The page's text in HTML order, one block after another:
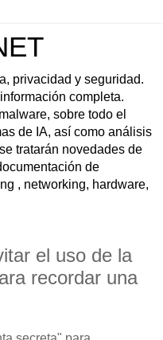
privacidad y seguridad.
completa.
sobre todo el
de IA, así como análisis
tratarán novedades de
de
, networking, hardware,
el uso de la
recordar una